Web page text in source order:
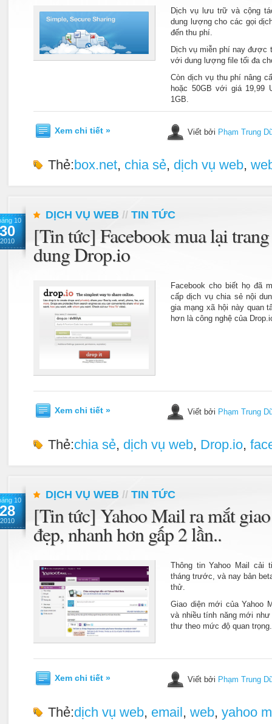
Dịch vụ lưu trữ và cộng
dung lượng cho các gọi
đến thu phí.
Dịch vụ miễn phí nay được
với dung lượng file tối đa
Còn dịch vụ thu phí nâng
hoặc 50GB với giá 19,99
1GB.
Xem chi tiết » Viết bởi Phạm Trung
Thẻ:box.net, chia sẻ, dịch vụ web,
10
30
2010
DỊCH VỤ WEB // TIN TỨC
[Tin tức] Facebook mua lại
dung Drop.io
Facebook cho biết họ đã
cấp dịch vụ chia sẻ nội
gia mạng xã hội này quan
hơn là công nghệ của
Xem chi tiết » Viết bởi Phạm Trung
Thẻ:chia sẻ, dịch vụ web, Drop.io,
10
28
2010
DỊCH VỤ WEB // TIN TỨC
[Tin tức] Yahoo Mail ra mắt
đẹp, nhanh hơn gấp 2 lần..
Thông tin Yahoo Mail cải
tháng trước, và nay bản
thử.
Giao diện mới của Yahoo
và nhiều tính năng mới
thư theo mức độ quan trọng.
Xem chi tiết » Viết bởi Phạm Trung
Thẻ:dịch vụ web, email, web, yahoo